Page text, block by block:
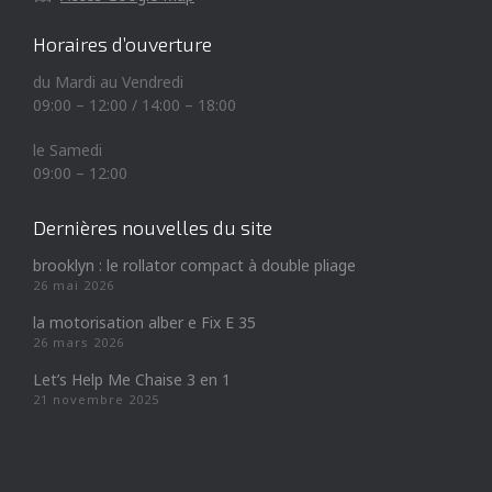
Horaires d’ouverture
du Mardi au Vendredi
09:00 – 12:00 / 14:00 – 18:00
le Samedi
09:00 – 12:00
Dernières nouvelles du site
brooklyn : le rollator compact à double pliage
26 mai 2026
la motorisation alber e Fix E 35
26 mars 2026
Let’s Help Me Chaise 3 en 1
21 novembre 2025